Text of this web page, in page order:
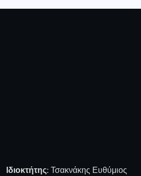
Ιδιοκτήτης: Τσακνάκης Ευθύμιος